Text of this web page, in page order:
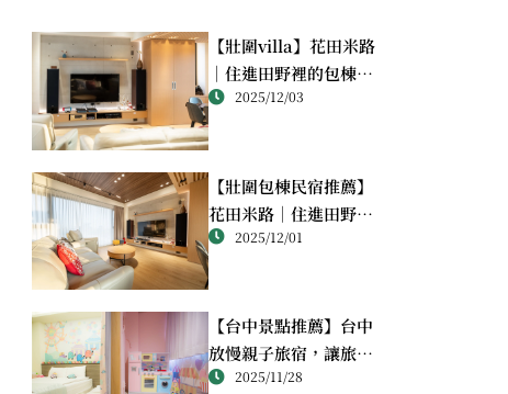
【壯圍villa】花田米路
｜住進田野裡的包棟假
期，比想像中更剛好
2025/12/03
【壯圍包棟民宿推薦】
花田米路｜住進田野
裡，把相聚的時間留給
2025/12/01
【台中景點推薦】台中
放慢親子旅宿，讓旅程
慢下來的最好理由
2025/11/28